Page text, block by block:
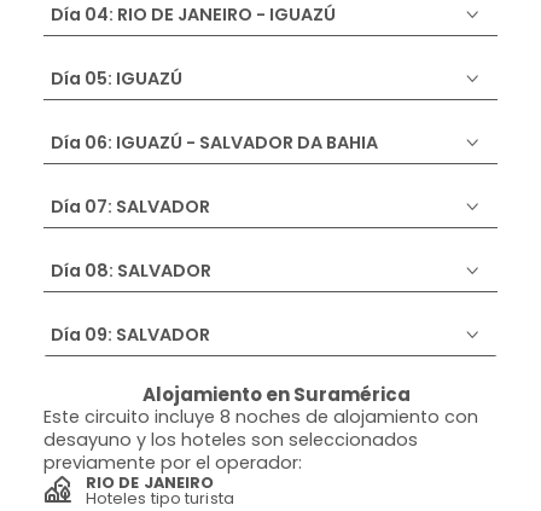
Día 04: RIO DE JANEIRO - IGUAZÚ
Día 05: IGUAZÚ
Día 06: IGUAZÚ - SALVADOR DA BAHIA
Día 07: SALVADOR
Día 08: SALVADOR
Día 09: SALVADOR
Alojamiento en Suramérica
Este circuito incluye 8 noches de alojamiento con
desayuno y los hoteles son seleccionados
previamente por el operador:
RIO DE JANEIRO
Hoteles tipo turista